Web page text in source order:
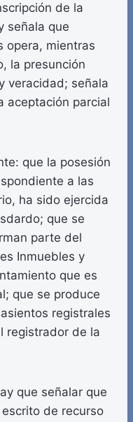
de la
señala que
opera, mientras
la presunción
veracidad; señala
aceptación parcial
que la posesión
a las
ha sido ejercida
que se
parte del
Inmuebles y
que es
que se produce
registrales
registrador de la
que señalar que
de recurso